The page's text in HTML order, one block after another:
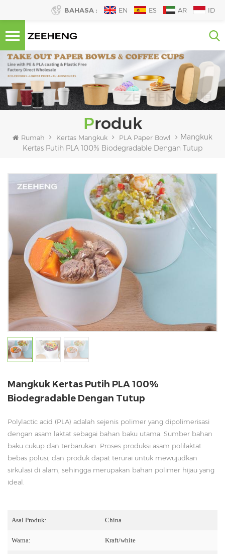
BAHASA : EN ES AR ID
Produk
Rumah Kertas Mangkuk PLA Paper Bowl
Mangkuk
Kertas Putih PLA 100% Biodegradable Dengan Tutup
Mangkuk Kertas Putih PLA 100%
Biodegradable Dengan Tutup
Polylactic acid (PLA) adalah sejenis polimer yang dipolimerisasi
dengan asam laktat sebagai bahan baku utama. Sumber bahan
baku cukup dan terbarukan. Proses produksi asam polilaktat
bebas polusi, dan produk dapat terurai untuk mewujudkan
sirkulasi di alam, sehingga merupakan bahan polimer hijau yang
ideal.
Asal Produk: China
Warna: Kraft/white